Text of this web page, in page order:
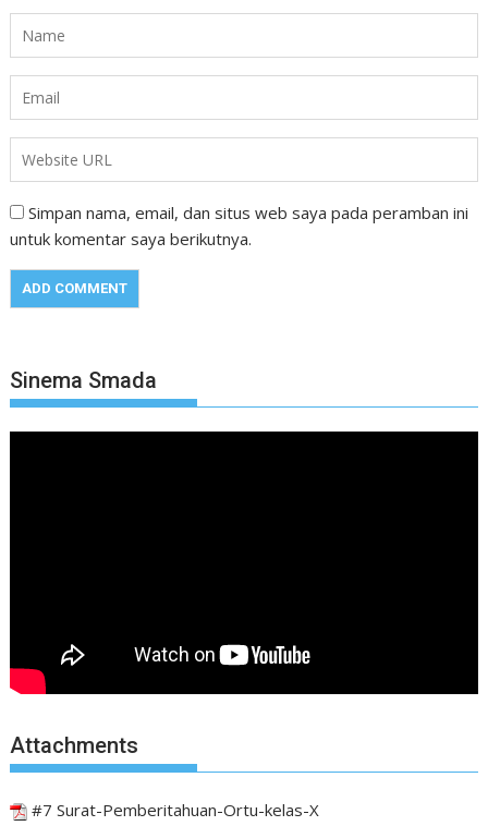
Simpan nama, email, dan situs web saya pada peramban ini
untuk komentar saya berikutnya.
Sinema Smada
Attachments
#7 Surat-Pemberitahuan-Ortu-kelas-X